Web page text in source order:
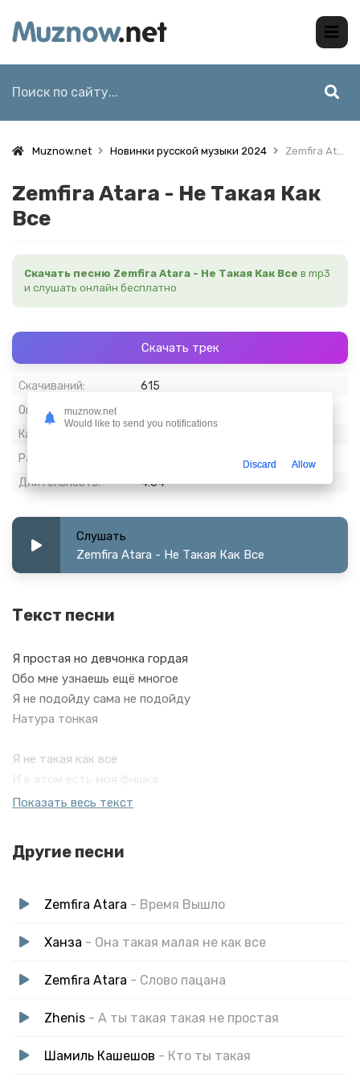
Muznow.net Новинки русской музыки 2024 Zemfira Atara - Не Такая Как Все
Zemfira Atara - Не Такая Как
Все
Скачать песню Zemfira Atara - Не Такая Как Все в mp3
и слушать онлайн бесплатно
Скачать трек
Скачиваний:
615
Опубликовано:
Качество:
Размер:
Длительность:
4:04
Слушать
Zemfira Atara - Не Такая Как Все
Текст песни
Я простая но девчонка гордая
Обо мне узнаешь ещё многое
Я не подойду сама не подойду
Натура тонкая
Я не такая как все
И в этом есть моя фишка
Ты очень нравишься мне
Показать весь текст
Другие песни
Zemfira Atara - Время Вышло
Ханза - Она такая малая не как все
Zemfira Atara - Слово пацана
Zhenis - А ты такая такая не простая
Шамиль Кашешов - Кто ты такая
muznow.net
Would like to send you notifications
Discard Allow